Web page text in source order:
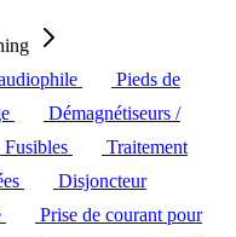
Pieds de
Démagnétiseurs /
Fusibles
Traitement
Disjoncteur
Prise de courant pour